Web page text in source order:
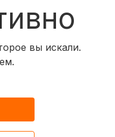
вы искали.